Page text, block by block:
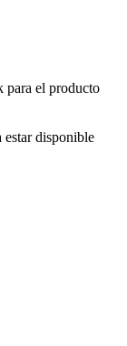
para el producto
estar disponible